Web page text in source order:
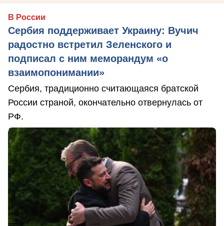
В России
Сербия поддерживает Украину: Вучич
радостно встретил Зеленского и
подписал с ним меморандум «о
взаимопонимании»
Сербия, традиционно считающаяся братской
России страной, окончательно отвернулась от
РФ.